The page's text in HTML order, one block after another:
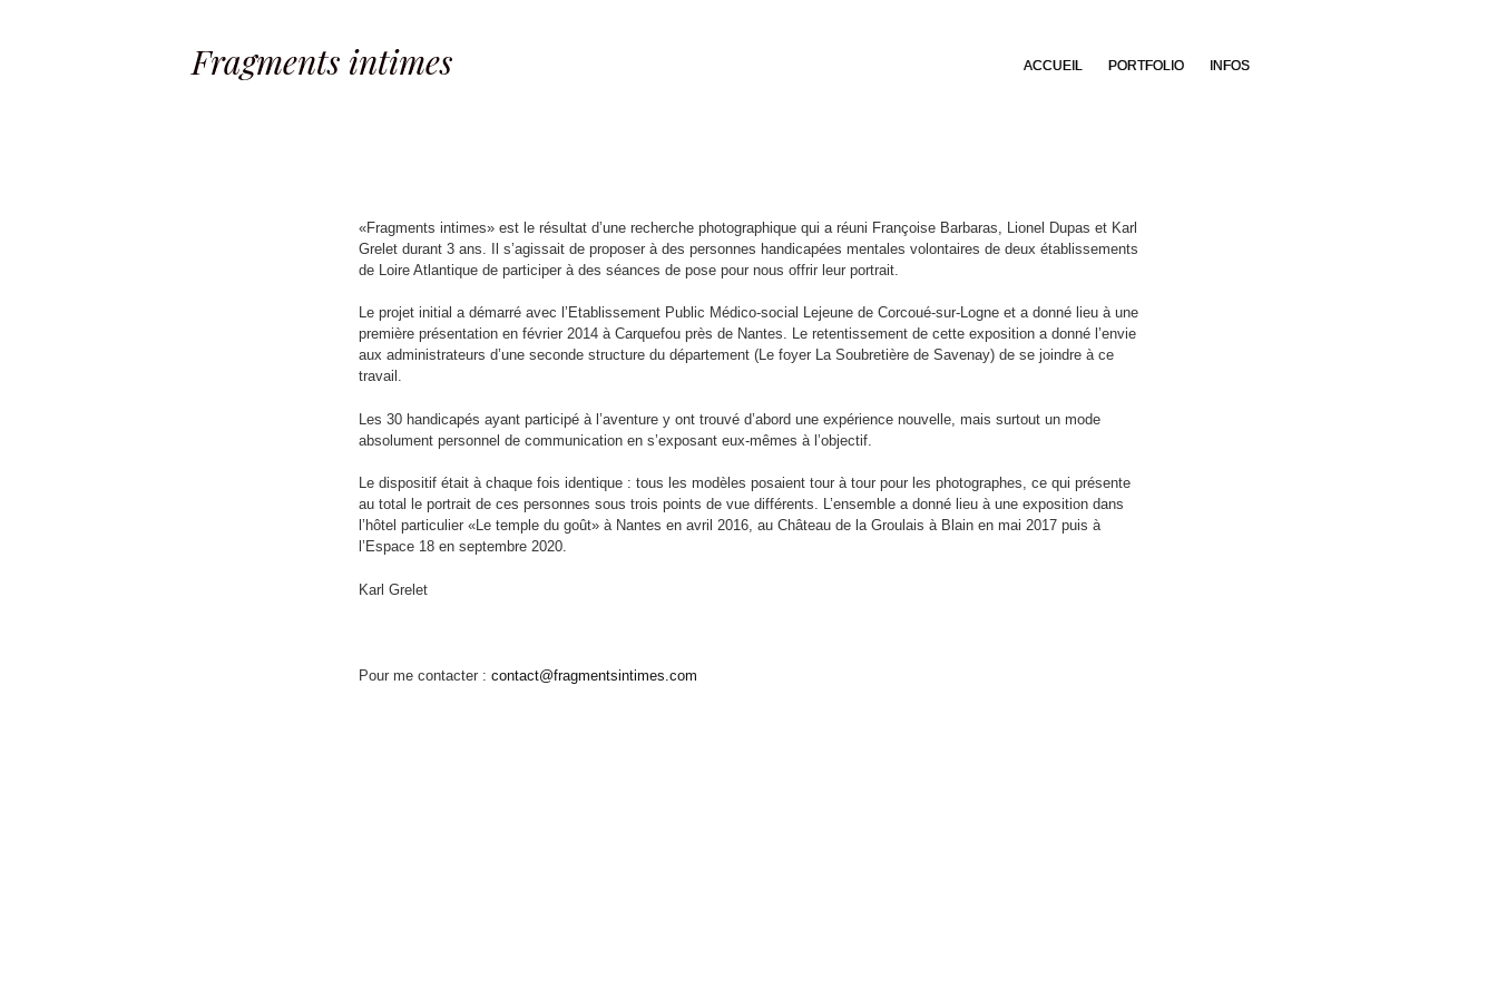
Fragments intimes ACCUEIL PORTFOLIO INFOS
«Fragments intimes» est le résultat d’une recherche photographique qui a réuni Françoise Barbaras, Lionel Dupas et Karl
Grelet durant 3 ans. Il s’agissait de proposer à des personnes handicapées mentales volontaires de deux établissements
de Loire Atlantique de participer à des séances de pose pour nous offrir leur portrait.
Le projet initial a démarré avec l’Etablissement Public Médico-social Lejeune de Corcoué-sur-Logne et a donné lieu à une
première présentation en février 2014 à Carquefou près de Nantes. Le retentissement de cette exposition a donné l’envie
aux administrateurs d’une seconde structure du département (Le foyer La Soubretière de Savenay) de se joindre à ce
travail.
Les 30 handicapés ayant participé à l’aventure y ont trouvé d’abord une expérience nouvelle, mais surtout un mode
absolument personnel de communication en s’exposant eux-mêmes à l’objectif.
Le dispositif était à chaque fois identique : tous les modèles posaient tour à tour pour les photographes, ce qui présente
au total le portrait de ces personnes sous trois points de vue différents. L’ensemble a donné lieu à une exposition dans
l’hôtel particulier «Le temple du goût» à Nantes en avril 2016, au Château de la Groulais à Blain en mai 2017 puis à
l’Espace 18 en septembre 2020.
Karl Grelet
Pour me contacter : contact@fragmentsintimes.com